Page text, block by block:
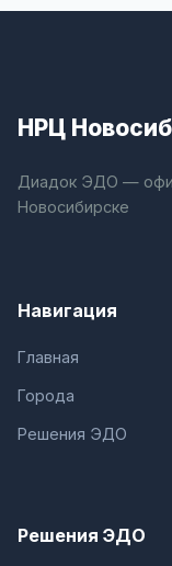
НРЦ
Диадок ЭДО —
Новосибирске
Навигация
Главная
Города
Решения ЭДО
Решения ЭДО